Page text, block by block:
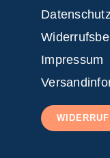
Impressum